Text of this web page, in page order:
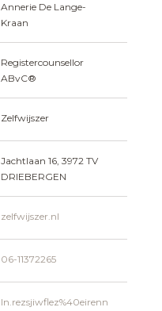
Annerie De Lange-
Kraan
Registercounsellor
ABvC®
Zelfwijszer
Jachtlaan 16, 3972 TV
DRIEBERGEN
zelfwijszer.nl
06-11372265
ln.rezsjiwflez%40eirenn